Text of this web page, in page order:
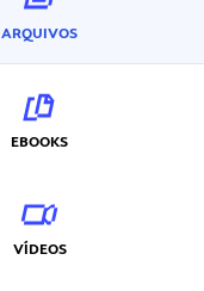
ARQUIVOS
EBOOKS
VÍDEOS